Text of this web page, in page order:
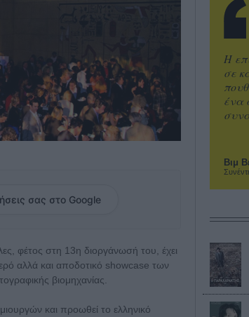
σας στο Google
φέτος στη 13η διοργάνωσή του, έχει
αλλά και αποδοτικό showcase των
βιομηχανίας.
και προωθεί το ελληνικό
Βιμ
Η
σε
ένα